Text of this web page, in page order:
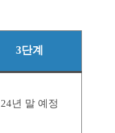
3단계
24년 말 예정